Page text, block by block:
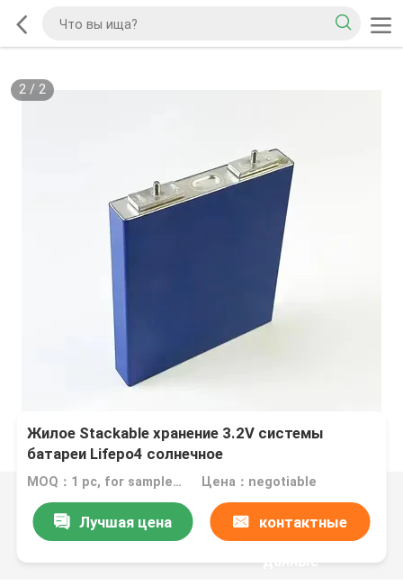
2/ 2
Жилое Stackable хранение 3.2V системы
батареи Lifepo4 солнечное
MOQ：1 pc, for sample test Цена：negotiable
Лучшая цена контактные
данные